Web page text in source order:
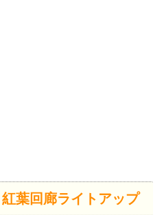
葉回廊ライトアップ